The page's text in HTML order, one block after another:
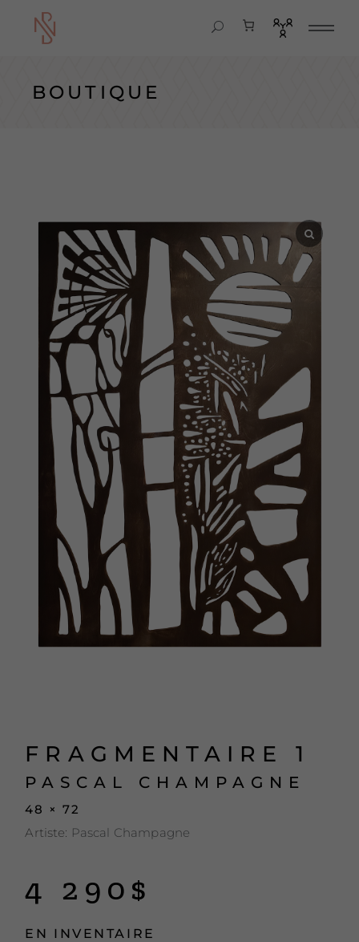
BOUTIQUE
FRAGMENTAIRE 1
PASCAL CHAMPAGNE
48 × 72
Artiste: Pascal Champagne
4 290 $
EN INVENTAIRE